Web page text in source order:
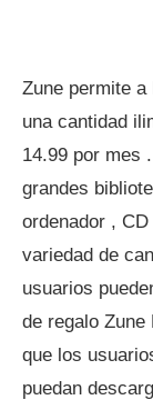
Zune permite
una cantidad
14.99 por mes
grandes
ordenador ,
variedad de
usuarios
de regalo
que los
puedan